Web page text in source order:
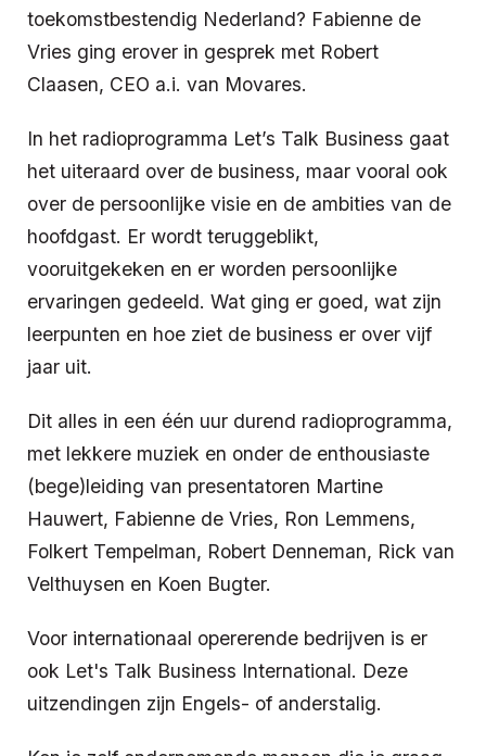
toekomstbestendig Nederland? Fabienne de
Vries ging erover in gesprek met Robert
Claasen, CEO a.i. van Movares.
In het radioprogramma Let’s Talk Business gaat
het uiteraard over de business, maar vooral ook
over de persoonlijke visie en de ambities van de
hoofdgast. Er wordt teruggeblikt,
vooruitgekeken en er worden persoonlijke
ervaringen gedeeld. Wat ging er goed, wat zijn
leerpunten en hoe ziet de business er over vijf
jaar uit.
Dit alles in een één uur durend radioprogramma,
met lekkere muziek en onder de enthousiaste
(bege)leiding van presentatoren Martine
Hauwert, Fabienne de Vries, Ron Lemmens,
Folkert Tempelman, Robert Denneman, Rick van
Velthuysen en Koen Bugter.
Voor internationaal opererende bedrijven is er
ook Let's Talk Business International. Deze
uitzendingen zijn Engels- of anderstalig.